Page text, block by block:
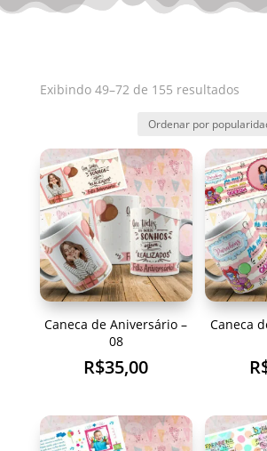
Exibindo 49–72 de 155 resultados
Caneca de Aniversário –
08
R$35,00
Caneca